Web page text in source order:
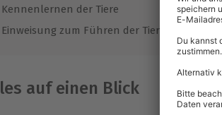
Kennenlernen der Tiere
Einweisung zum Führen der Tiere
auf einen Blick